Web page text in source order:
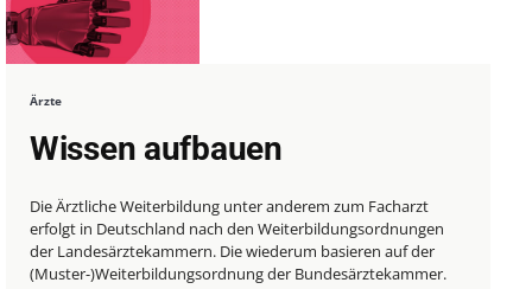
Ärzte
Wissen aufbauen
Die Ärztliche Weiterbildung unter anderem zum Facharzt
erfolgt in Deutschland nach den Weiterbildungsordnungen
der Landesärztekammern. Die wiederum basieren auf der
(Muster-)Weiterbildungsordnung der Bundesärztekammer.